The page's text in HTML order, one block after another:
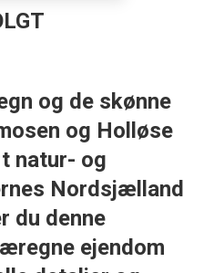
og de skønne
og Holløse
natur- og
Nordsjælland
du denne
ejendom